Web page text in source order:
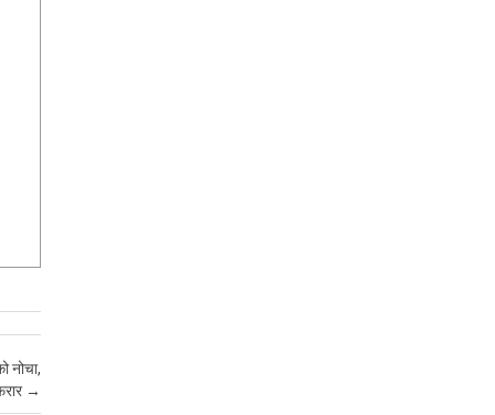
नोचा,
→